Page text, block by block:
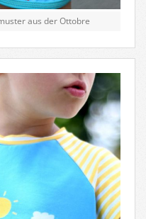
aus der Ottobre